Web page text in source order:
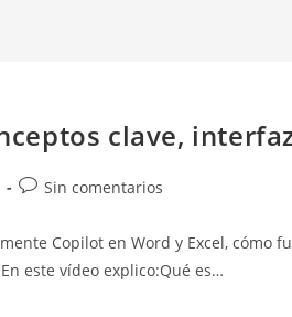
clave,
Comentarios
entrada:
Sin comentarios
Copilot en Word y Excel, cómo
este vídeo explico:Qué es…